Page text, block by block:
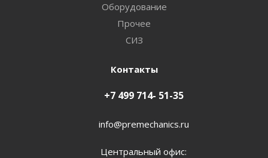
Оборудование
Прочее
СИЗ
Контакты
+7 499 714- 51-35
info@premechanics.ru
Центральный офис: